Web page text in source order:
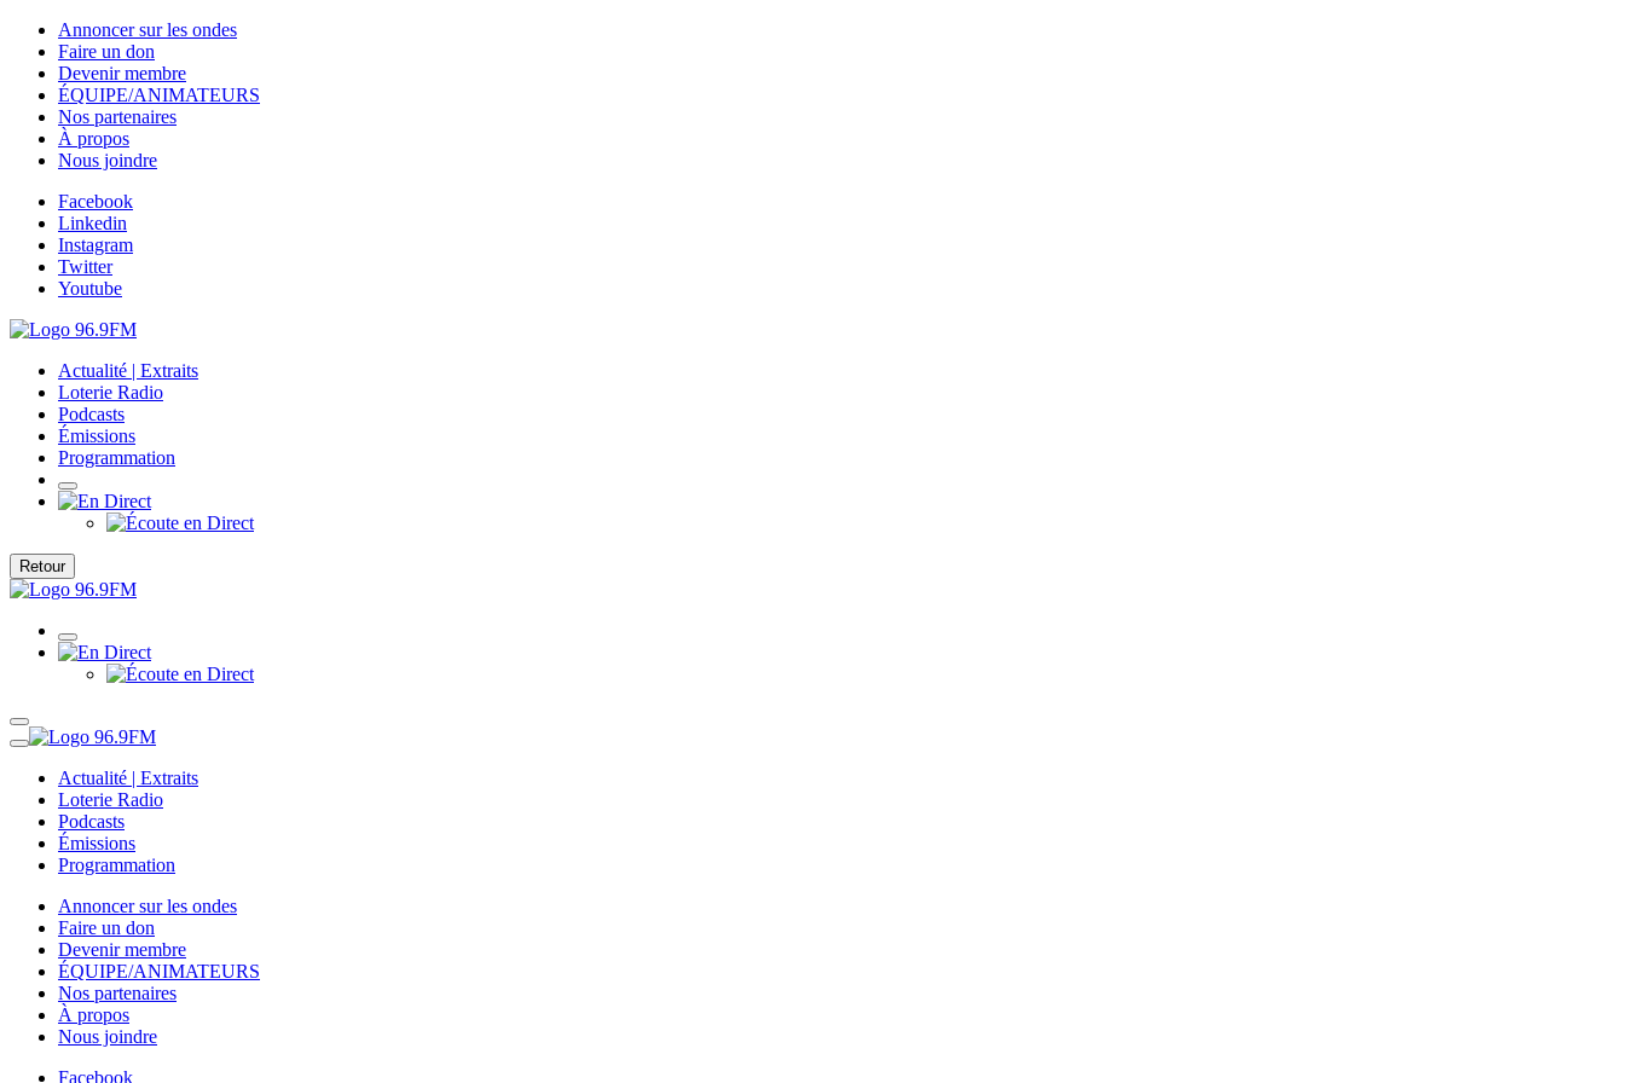
Annoncer sur les ondes
Faire un don
Devenir membre
ÉQUIPE/ANIMATEURS
Nos partenaires
À propos
Nous joindre
Facebook
Linkedin
Instagram
Twitter
Youtube
Actualité | Extraits
Loterie Radio
Podcasts
Émissions
Programmation
Retour
Actualité | Extraits
Loterie Radio
Podcasts
Émissions
Programmation
Annoncer sur les ondes
Faire un don
Devenir membre
ÉQUIPE/ANIMATEURS
Nos partenaires
À propos
Nous joindre
Facebook